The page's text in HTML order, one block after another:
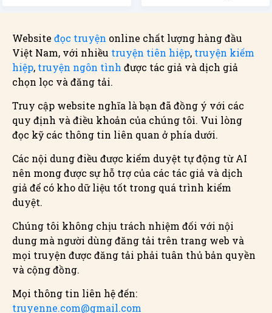
Website đọc truyện online chất lượng hàng đầu
Việt Nam, với nhiều truyện tiên hiệp, truyện kiếm
hiệp, truyện ngôn tình được tác giả và dịch giả
chọn lọc và đăng tải.
Truy cập website nghĩa là bạn đã đồng ý với các
quy định và điều khoản của chúng tôi. Vui lòng
đọc kỹ các thông tin liên quan ở phía dưới.
Các nội dung điều được kiểm duyệt tự động từ AI
nên mong được sự hỗ trợ của các tác giả và dịch
giả để có kho dữ liệu tốt trong quá trình kiểm
duyệt.
Chúng tôi không chịu trách nhiệm đối với nội
dung mà người dùng đăng tải trên trang web và
mọi truyện được đăng tải phải tuân thủ bản quyền
và cộng đồng.
Mọi thông tin liên hệ đến:
truyenne.com@gmail.com